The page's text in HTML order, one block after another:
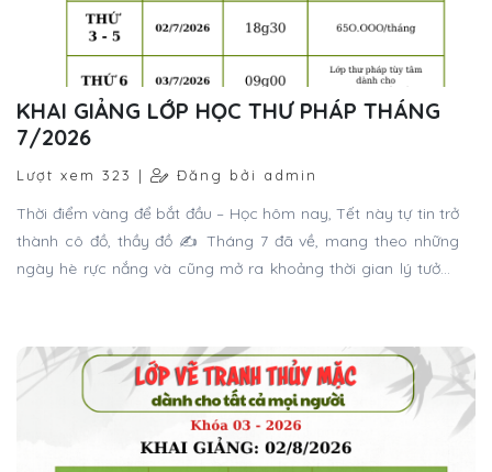
KHAI GIẢNG LỚP HỌC THƯ PHÁP THÁNG
7/2026
Lượt xem 323 | Đăng bởi admin
Thời điểm vàng để bắt đầu – Học hôm nay, Tết này tự tin trở
thành cô đồ, thầy đồ ✍️ Tháng 7 đã về, mang theo những
ngày hè rực nắng và cũng mở ra khoảng thời gian lý tưởng